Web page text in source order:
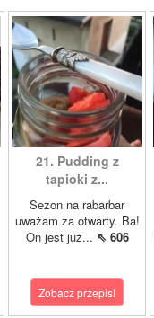
21. Pudding z
tapioki z...
Sezon na rabarbar
uważam za otwarty. Ba!
On jest już... ⇖ 606
Zobacz przepis!